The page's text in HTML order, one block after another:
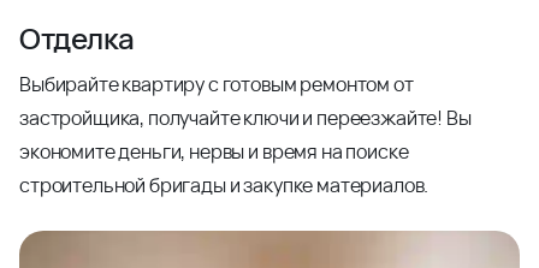
Отделка
Выбирайте квартиру с готовым ремонтом от
застройщика, получайте ключи и переезжайте! Вы
экономите деньги, нервы и время на поиске
строительной бригады и закупке материалов.